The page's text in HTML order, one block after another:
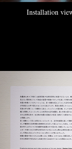
Installation